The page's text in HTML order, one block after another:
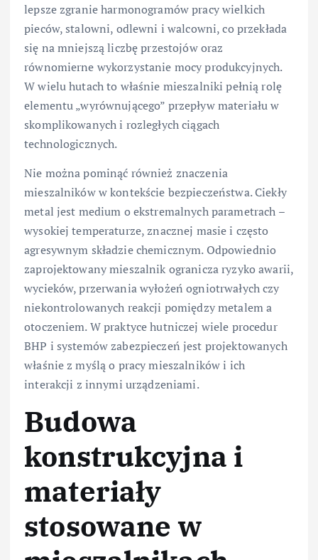
lepsze zgranie harmonogramów pracy wielkich
pieców, stalowni, odlewni i walcowni, co przekłada
się na mniejszą liczbę przestojów oraz
równomierne wykorzystanie mocy produkcyjnych.
W wielu hutach to właśnie mieszalniki pełnią rolę
elementu „wyrównującego” przepływ materiału w
skomplikowanych i rozległych ciągach
technologicznych.
Nie można pominąć również znaczenia
mieszalników w kontekście bezpieczeństwa. Ciekły
metal jest medium o ekstremalnych parametrach –
wysokiej temperaturze, znacznej masie i często
agresywnym składzie chemicznym. Odpowiednio
zaprojektowany mieszalnik ogranicza ryzyko awarii,
wycieków, przerwania wyłożeń ogniotrwałych czy
niekontrolowanych reakcji pomiędzy metalem a
otoczeniem. W praktyce hutniczej wiele procedur
BHP i systemów zabezpieczeń jest projektowanych
właśnie z myślą o pracy mieszalników i ich
interakcji z innymi urządzeniami.
Budowa
konstrukcyjna i
materiały
stosowane w